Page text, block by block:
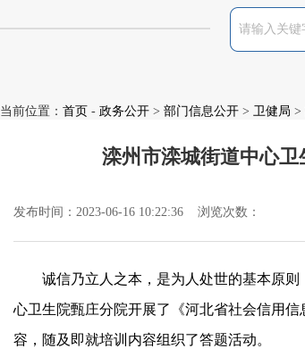
当前位置： 首页 - 政务公开 > 部门信息公开 > 卫健局 >
滦州市滦城街道中心
发布时间：2023-06-16 10:22:36 浏览次数：
诚信乃立人之本，是为人处世的基本原
心卫生院甄庄分院开展了 《河北省社会信用信
容 ，随及即就培训 内容组织了答题活动。